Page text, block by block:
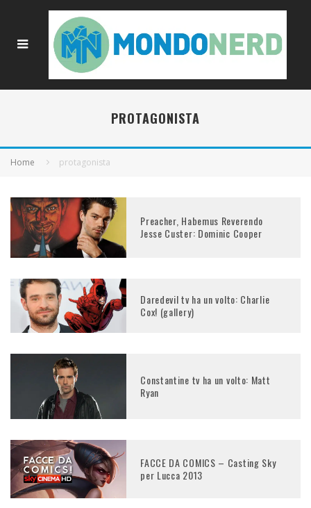
PROTAGONISTA
Home protagonista
Preacher, Habemus Reverendo
Jesse Custer: Dominic Cooper
Daredevil tv ha un volto: Charlie
Cox! (gallery)
Constantine tv ha un volto: Matt
Ryan
FACCE DA COMICS – Casting Sky
per Lucca 2013